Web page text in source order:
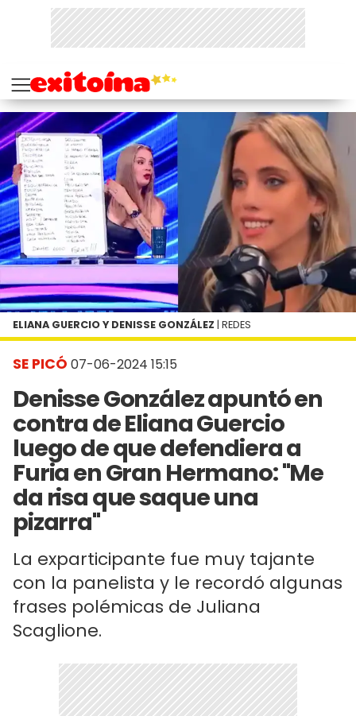
SE PICÓ 07-06-2024 15:15
Denisse González apuntó en
contra de Eliana Guercio
luego de que defendiera a
Furia en Gran Hermano: "Me
da risa que saque una
pizarra"
La exparticipante fue muy tajante
con la panelista y le recordó algunas
frases polémicas de Juliana
Scaglione.
ELIANA GUERCIO Y DENISSE GONZÁLEZ | REDES